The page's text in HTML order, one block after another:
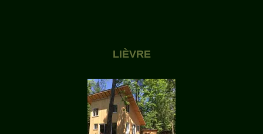
LIÈVRE